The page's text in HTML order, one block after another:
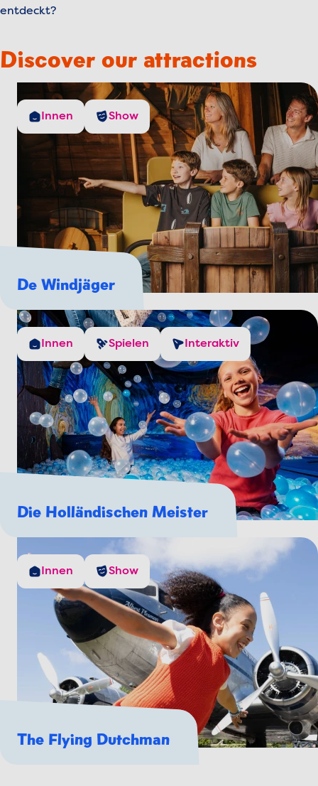
entdeckt?
Discover our attractions
De Windjäger
Innen Show
Die Holländischen Meister
Innen Spielen Interaktiv
The Flying Dutchman
Innen Show